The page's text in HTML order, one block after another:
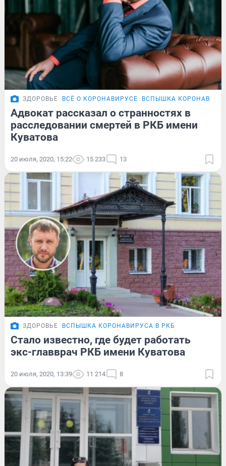
ЗДОРОВЬЕ ВСЁ О КОРОНАВИРУСЕ ВСПЫШКА
Адвокат рассказал о странностях в
расследовании смертей в РКБ имени
Куватова
20 июля, 2020, 15:22 15 233 13
ЗДОРОВЬЕ ВСПЫШКА КОРОНАВИРУСА В РКБ
Стало известно, где будет работать
экс-главврач РКБ имени Куватова
20 июля, 2020, 13:39 11 214 8